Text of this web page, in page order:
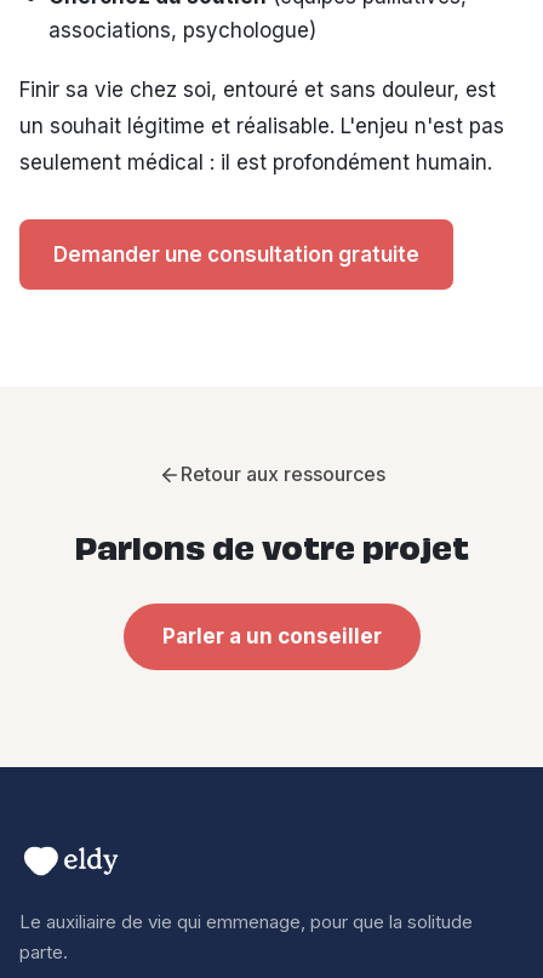
associations, psychologue)
Finir sa vie chez soi, entouré et sans douleur, est
un souhait légitime et réalisable. L'enjeu n'est pas
seulement médical : il est profondément humain.
Demander une consultation gratuite
Retour aux ressources
Parlons de votre projet
Parler a un conseiller
Le auxiliaire de vie qui emmenage, pour que la solitude
parte.